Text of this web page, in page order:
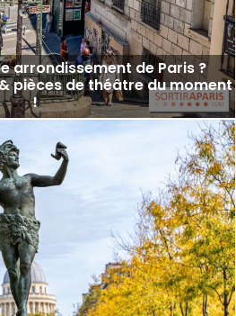
arrondissement de Paris ?
pièces de théâtre du moment
!